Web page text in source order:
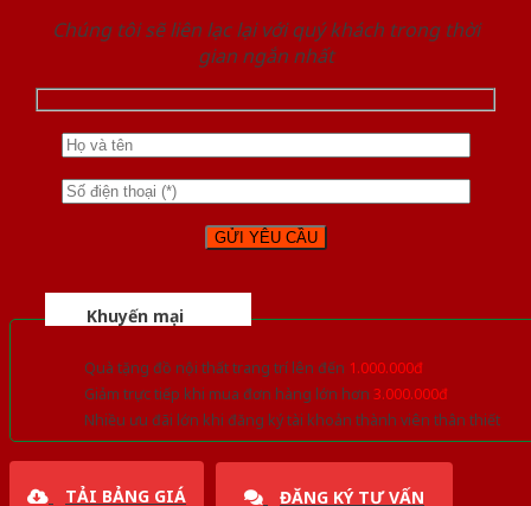
Chúng tôi sẽ liên lạc lại với quý khách trong thời
gian ngắn nhất
Khuyến mại
Quà tặng đồ nội thất trang trí lên đến 1.000.000đ
Giảm trực tiếp khi mua đơn hàng lớn hơn 3.000.000đ
Nhiều ưu đãi lớn khi đăng ký tài khoản thành viên thân thiết
TẢI BẢNG GIÁ ĐĂNG KÝ TƯ VẤN